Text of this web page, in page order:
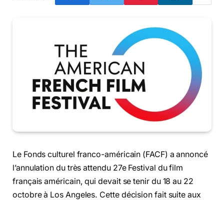
Le Fonds culturel franco-américain (FACF) a annoncé
l’annulation du très attendu 27e Festival du film
français américain, qui devait se tenir du 18 au 22
octobre à Los Angeles. Cette décision fait suite aux